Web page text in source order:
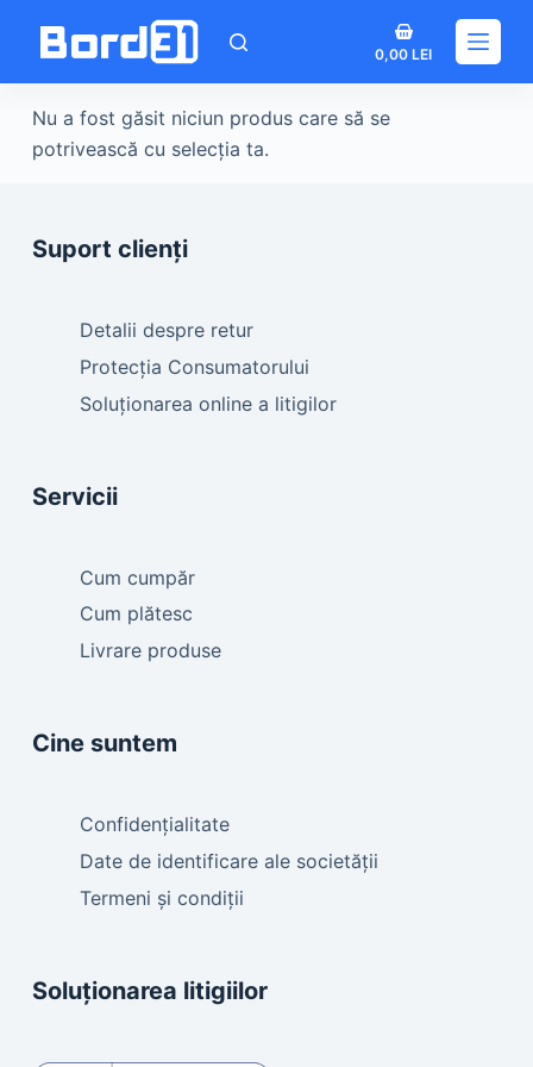
Coș
de
0,00LEI
Nu a fost găsit niciun produs care să se
potrivească cu selecția ta.
Suport clienți
Detalii despre retur
Protecția Consumatorului
Soluționarea online a litigilor
Servicii
Cum cumpăr
Cum plătesc
Livrare produse
Cine suntem
Confidențialitate
Date de identificare ale societății
Termeni și condiții
Soluționarea litigiilor